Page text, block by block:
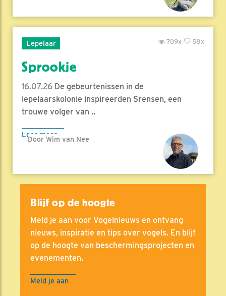
Lepelaar 58x
709x
Sprookje
16.07.26 De gebeurtenissen in de
lepelaarskolonie inspireerden Srensen, een
trouwe volger van ..
Lees meer
Door Wim van Nee
Blijf op de hoogte
Meld je aan voor Vogelnieuws en ontvang
nieuws, inspiratie en tips over vogels. En blijf
op de hoogte van beschermingsprojecten en
evenementen.
Meld je aan